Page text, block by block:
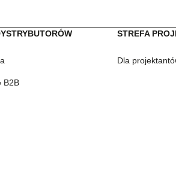
B2B
STREFA
Dla